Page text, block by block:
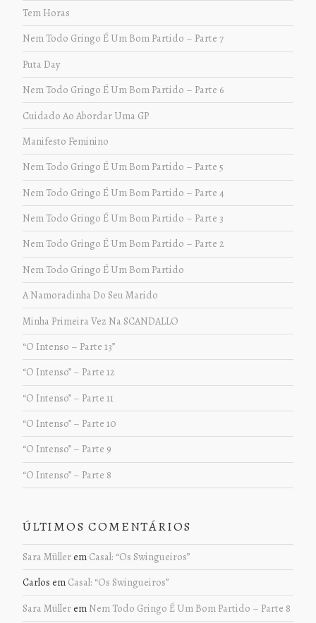
Tem Horas
Nem Todo Gringo É Um Bom Partido – Parte 7
Puta Day
Nem Todo Gringo É Um Bom Partido – Parte 6
Cuidado Ao Abordar Uma GP
Manifesto Feminino
Nem Todo Gringo É Um Bom Partido – Parte 5
Nem Todo Gringo É Um Bom Partido – Parte 4
Nem Todo Gringo É Um Bom Partido – Parte 3
Nem Todo Gringo É Um Bom Partido – Parte 2
Nem Todo Gringo É Um Bom Partido
A Namoradinha Do Seu Marido
Minha Primeira Vez Na SCANDALLO
“O Intenso – Parte 13”
“O Intenso” – Parte 12
“O Intenso” – Parte 11
“O Intenso” – Parte 10
“O Intenso” – Parte 9
“O Intenso” – Parte 8
ÚLTIMOS COMENTÁRIOS
Sara Müllerem Casal: “Os Swingueiros”
Carlos em Casal: “Os Swingueiros”
Sara Müllerem Nem Todo Gringo É Um Bom Partido – Parte 8